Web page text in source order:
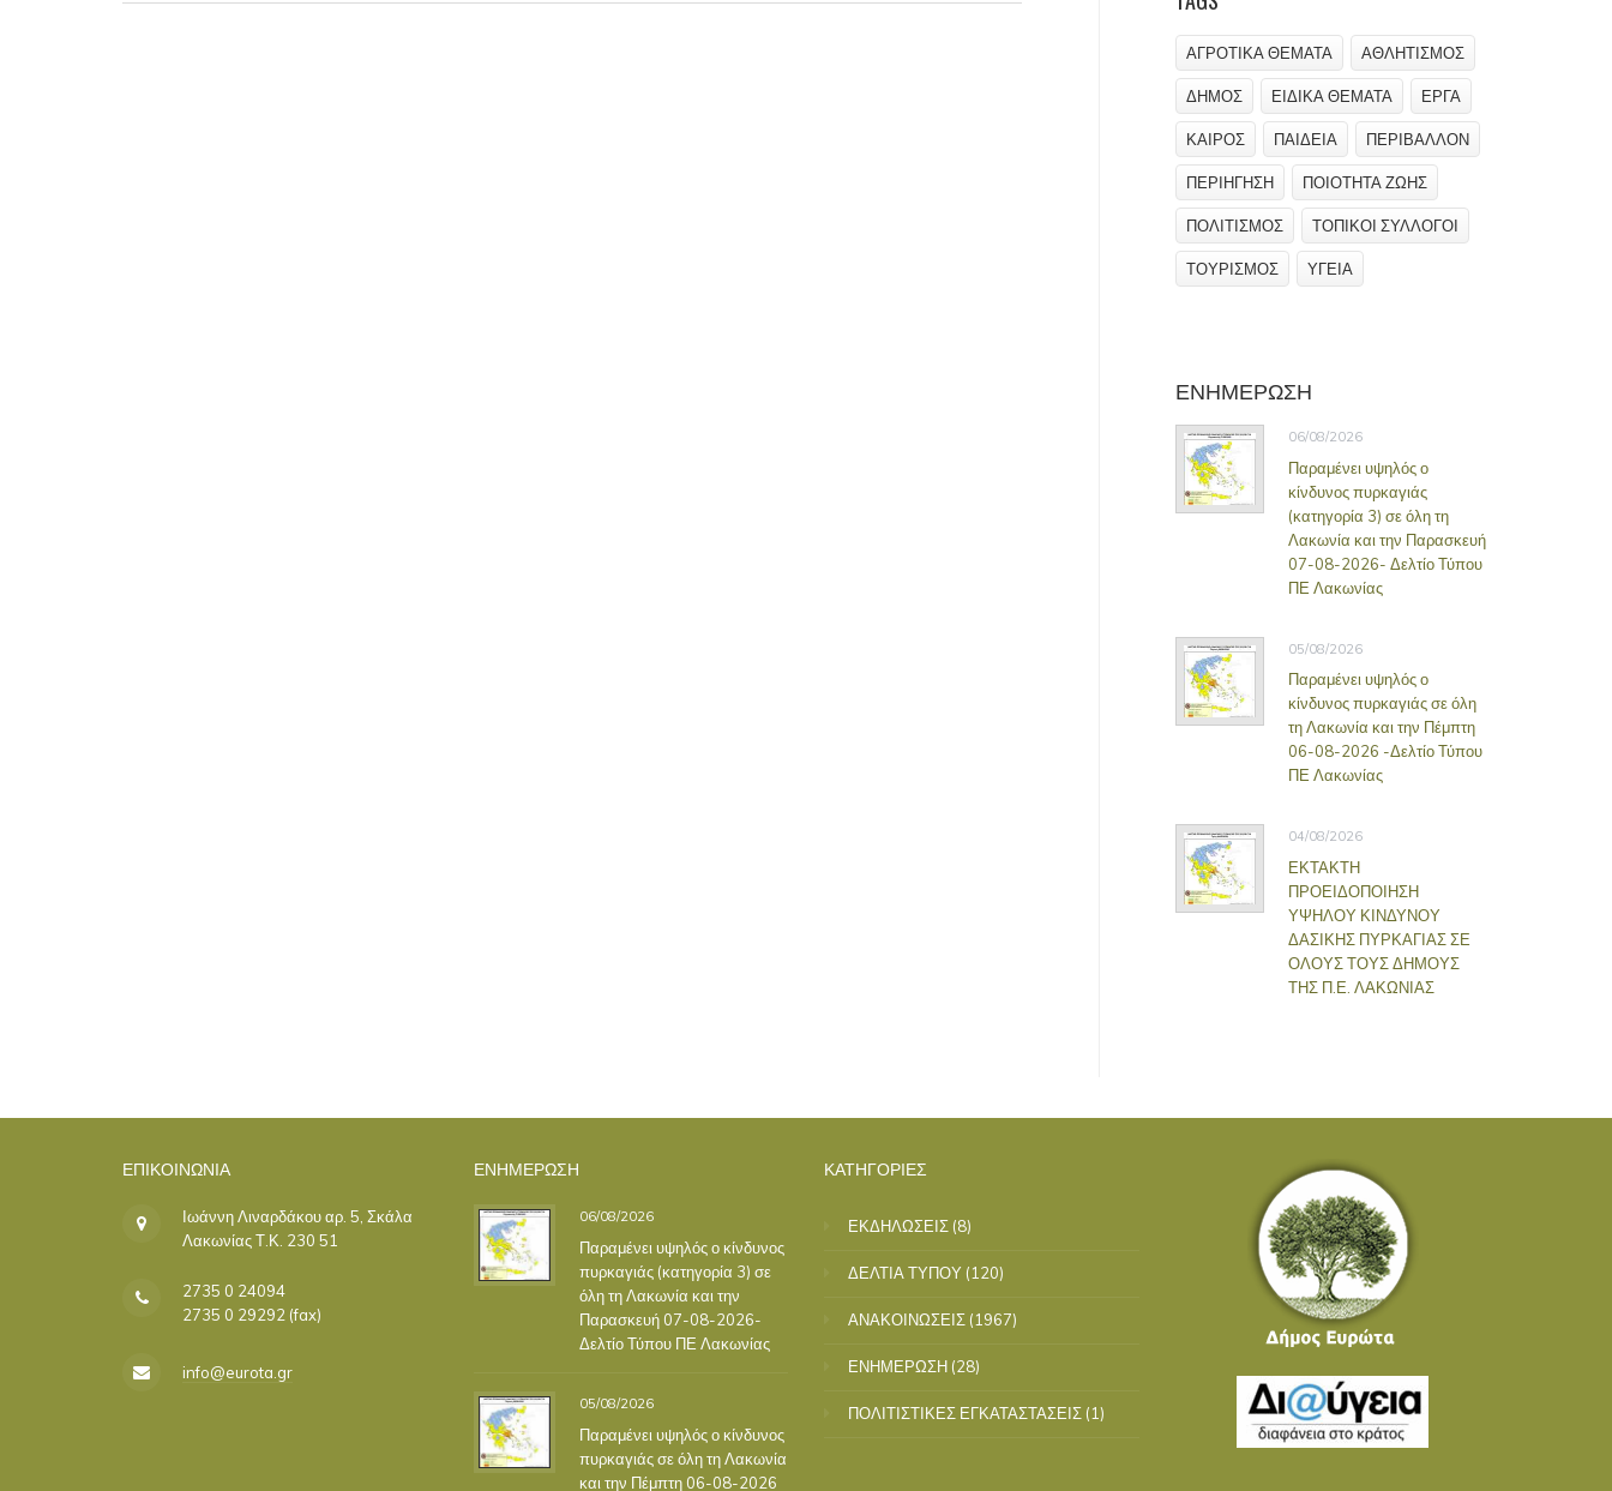
ΑΓΡΟΤΙΚΑ ΘΕΜΑΤΑ ΑΘΛΗΤΙΣΜΟΣ
ΔΗΜΟΣ ΕΙΔΙΚΑ ΘΕΜΑΤΑ ΕΡΓΑ
ΚΑΙΡΟΣ ΠΑΙΔΕΙΑ ΠΕΡΙΒΑΛΛΟΝ
ΠΕΡΙΗΓΗΣΗ ΠΟΙΟΤΗΤΑ ΖΩΗΣ
ΠΟΛΙΤΙΣΜΟΣ ΤΟΠΙΚΟΙ ΣΥΛΛΟΓΟΙ
ΤΟΥΡΙΣΜΟΣ ΥΓΕΙΑ
ΕΝΗΜΕΡΩΣΗ
06/08/2026
Παραμένει υψηλός ο
κίνδυνος πυρκαγιάς
(κατηγορία 3) σε όλη τη
Λακωνία και την Παρασκευή
07-08-2026- Δελτίο Τύπου
ΠΕ Λακωνίας
05/08/2026
Παραμένει υψηλός ο
κίνδυνος πυρκαγιάς σε όλη
τη Λακωνία και την Πέμπτη
06-08-2026 -Δελτίο Τύπου
ΠΕ Λακωνίας
04/08/2026
ΕΚΤΑΚΤΗ
ΠΡΟΕΙΔΟΠΟΙΗΣΗ
ΥΨΗΛΟΥ ΚΙΝΔΥΝΟΥ
ΔΑΣΙΚΗΣ ΠΥΡΚΑΓΙΑΣ ΣΕ
ΟΛΟΥΣ ΤΟΥΣ ΔΗΜΟΥΣ
ΤΗΣ Π.Ε. ΛΑΚΩΝΙΑΣ
ΕΠΙΚΟΙΝΩΝΊΑ
Ιωάννη Λιναρδάκου αρ. 5, Σκάλα
Λακωνίας Τ.Κ. 230 51
2735 0 24094
2735 0 29292 (fax)
info@eurota.gr
ΕΝΗΜΕΡΩΣΗ
06/08/2026
Παραμένει υψηλός ο κίνδυνος
πυρκαγιάς (κατηγορία 3) σε
όλη τη Λακωνία και την
Παρασκευή 07-08-2026-
Δελτίο Τύπου ΠΕ Λακωνίας
05/08/2026
Παραμένει υψηλός ο κίνδυνος
πυρκαγιάς σε όλη τη Λακωνία
και την Πέμπτη 06-08-2026
ΚΑΤΗΓΟΡΙΕΣ
ΕΚΔΗΛΩΣΕΙΣ (8)
ΔΕΛΤΙΑ ΤΥΠΟΥ (120)
ΑΝΑΚΟΙΝΩΣΕΙΣ (1967)
ΕΝΗΜΕΡΩΣΗ (28)
ΠΟΛΙΤΙΣΤΙΚΕΣ ΕΓΚΑΤΑΣΤΑΣΕΙΣ (1)